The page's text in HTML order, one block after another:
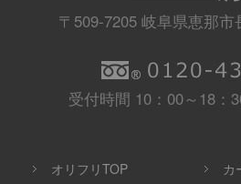
〒509-7205 岐阜県恵那市
受付時間 10：00～18：
オリフリTOP
カ